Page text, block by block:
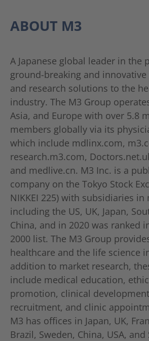
ABOUT M3
A Japanese global leader in the
ground-breaking and
and research solutions to the
industry. The M3 Group
Asia, and Europe with over 5.8
members globally via its
which include mdlinx.com,
research.m3.com,
and medlive.cn. M3 Inc. is a
company on the Tokyo Stock
NIKKEI 225) with subsidiaries
including the US, UK, Japan,
China, and in 2020 was ranked
2000 list. The M3 Group
healthcare and the life science
addition to market research,
include medical education,
promotion, clinical
recruitment, and clinic
M3 has offices in Japan, UK,
Brazil, Sweden, China, USA,